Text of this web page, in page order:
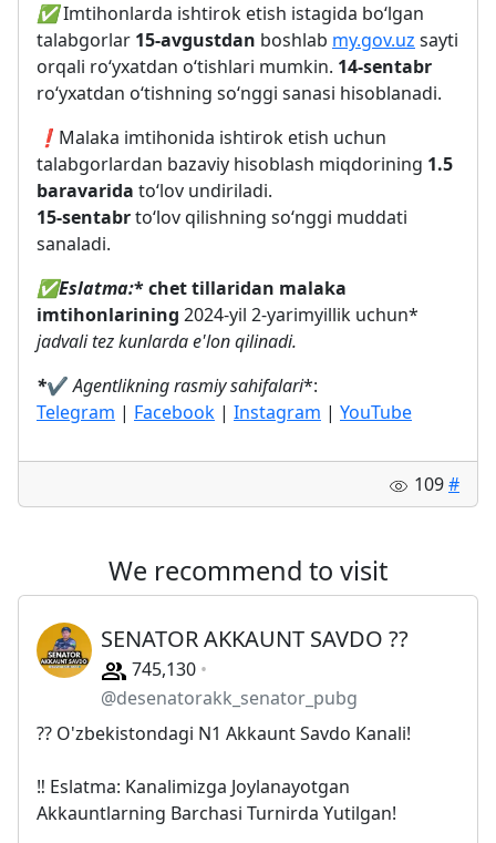
✅Imtihonlarda ishtirok etish istagida bo‘lgan
talabgorlar 15-avgustdan boshlab my.gov.uz sayti
orqali ro‘yxatdan o‘tishlari mumkin. 14-sentabr
ro‘yxatdan o‘tishning so‘nggi sanasi hisoblanadi.
❗️ Malaka imtihonida ishtirok etish uchun
talabgorlardan bazaviy hisoblash miqdorining 1.5
baravarida to‘lov undiriladi.
15-sentabrto‘lov qilishning so‘nggi muddati
sanaladi.
✅Eslatma:* chet tillaridan malaka
imtihonlarining 2024-yil 2-yarimyillik uchun*
jadvali tez kunlarda e'lon qilinadi.
*✔️Agentlikning rasmiy sahifalari*:
Telegram | Facebook | Instagram | YouTube
109#
We recommend to visit
SENATOR AKKAUNT SAVDO ??
745,130
@desenatorakk_senator_pubg
?? O'zbekistondagi N1 Akkaunt Savdo Kanali!
‼️ Eslatma: Kanalimizga Joylanayotgan
Akkauntlarning Barchasi Turnirda Yutilgan!